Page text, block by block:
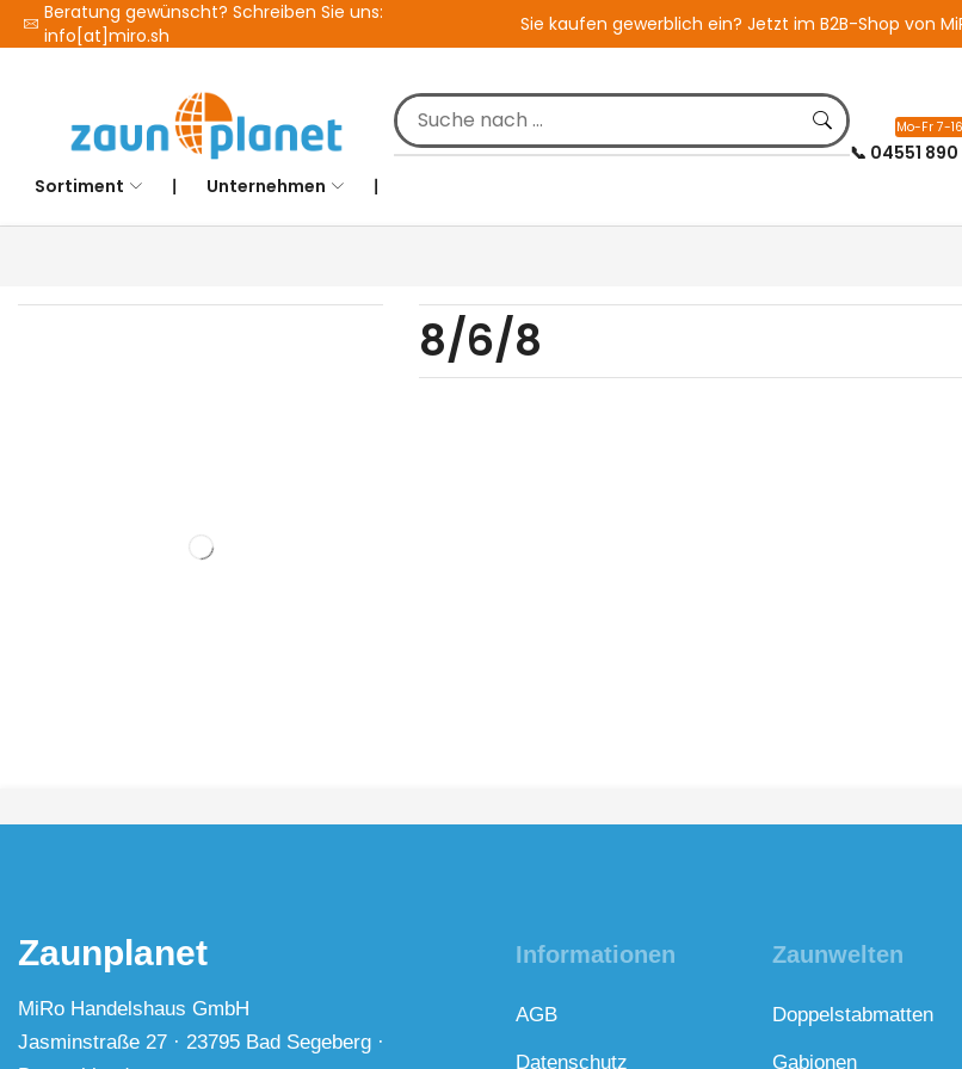
Beratung gewünscht? Schreiben Sie uns:
info[at]miro.sh
Sie kaufen gewerblich ein?Jetzt im B2B-Shop von
Sortiment ❘ Unternehmen ❘
Mo-Fr 7-
📞 04551
8/6/8
Zaunplanet
MiRo Handelshaus GmbH
Jasminstraße 27 · 23795 Bad Segeberg ·
Informationen
AGB
Datenschutz
Zaunwelten
Doppelstabmatten
Gabionen